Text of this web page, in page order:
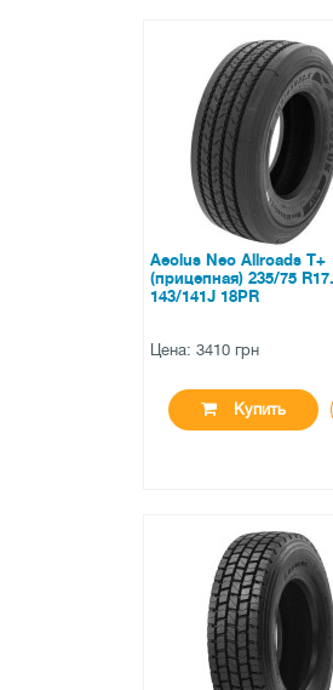
нет в наличии
0 отзывов
Aeolus Neo Allroads T+
(прицепная) 235/75
143/141J 18PR
Цена: 3410 грн
Купить
нет в наличии
0 отзывов